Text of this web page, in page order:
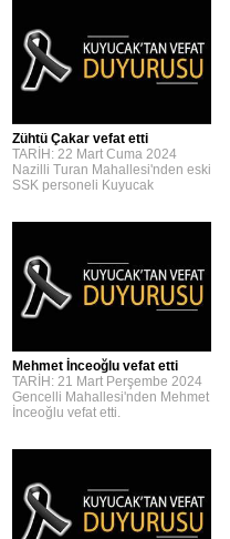
Zühtü Çakar vefat etti
TARİH: 22 Mart Cuma 2024
Nazilli Turan Mahallesi'nden eski
SSK personeli Kuyucak
Mehmet İnceoğlu vefat etti
TARİH: 21 Mart Perşembe 2024
Gencelli Mahallesi'nden Mehmet
İnceoğlu vefat etti.